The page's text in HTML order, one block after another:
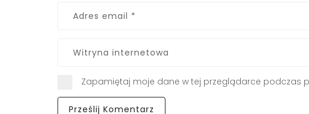
Zapamiętaj moje dane w tej przeglądarce podczas